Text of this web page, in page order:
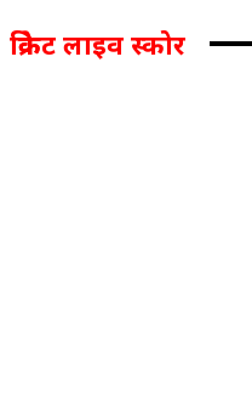
क्रिकेट लाइव स्कोर